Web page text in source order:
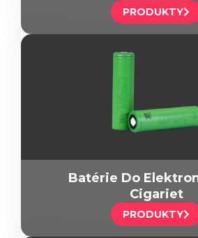
PRODUKTY
Batérie Do
Cigariet
PRODUKTY